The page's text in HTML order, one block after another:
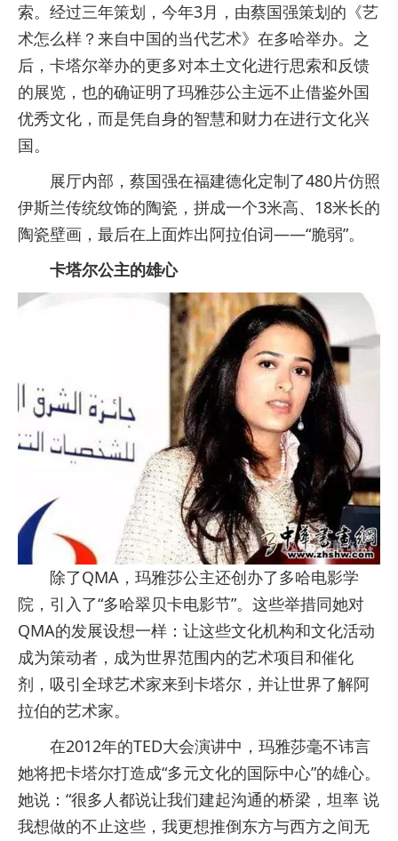
索。经过三年策划，今年3月，由蔡国强策划的《艺
术怎么样？来自中国的当代艺术》在多哈举办。之
后，卡塔尔举办的更多对本土文化进行思索和反馈
的展览，也的确证明了玛雅莎公主远不止借鉴外国
优秀文化，而是凭自身的智慧和财力在进行文化兴
国。
展厅内部，蔡国强在福建德化定制了480片仿照
伊斯兰传统纹饰的陶瓷，拼成一个3米高、18米长的
陶瓷壁画，最后在上面炸出阿拉伯词——“脆弱”。
卡塔尔公主的雄心
除了QMA，玛雅莎公主还创办了多哈电影学
院，引入了“多哈翠贝卡电影节”。这些举措同她对
QMA的发展设想一样：让这些文化机构和文化活动
成为策动者，成为世界范围内的艺术项目和催化
剂，吸引全球艺术家来到卡塔尔，并让世界了解阿
拉伯的艺术家。
在2012年的TED大会演讲中，玛雅莎毫不讳言
她将把卡塔尔打造成“多元文化的国际中心”的雄心。
她说：“很多人都说让我们建起沟通的桥梁，坦率 说
我想做的不止这些，我更想推倒东方与西方之间无